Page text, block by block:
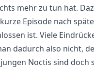
mehr zu tun hat.
Episode nach
ist. Viele
dadurch also nicht,
Noctis sind doch